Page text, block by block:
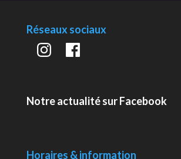
Réseaux sociaux
InstagramFacebook
Notre actualité sur Facebook
Horaires & information